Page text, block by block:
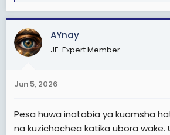
a
c
t
i
s
AYnay
JF-Expert Member
Jun 5, 2026
Pesa huwa inatabia ya kuamsha
na kuzichochea katika ubora wake.